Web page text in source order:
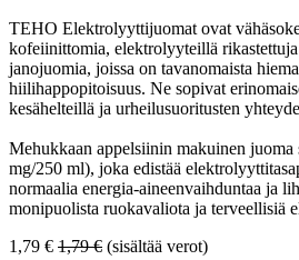
TEHO Elektrolyyttijuomat ovat
kofeiinittomia, elektrolyyteillä
janojuomia, joissa on tavanomaista
hiilihappopitoisuus. Ne sopivat
kesähelteillä ja urheilusuoritusten
Mehukkaan appelsiinin makuinen juoma
mg/250 ml), joka edistää
normaalia energia-aineenvaihduntaa ja
monipuolista ruokavaliota ja terveellisiä
1,79 € 1,79€ (sisältää verot)